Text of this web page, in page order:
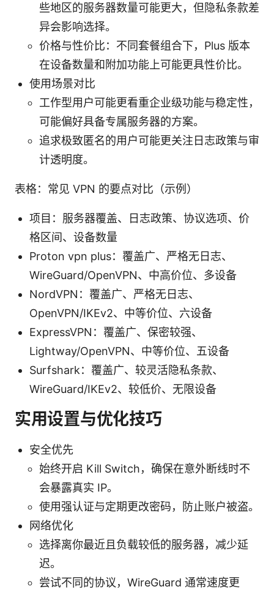
些地区的服务器数量可能更大，但隐私条款差
异会影响选择。
价格与性价比：不同套餐组合下，Plus 版本
在设备数量和附加功能上可能更具性价比。
使用场景对比
工作型用户可能更看重企业级功能与稳定性，
可能偏好具备专属服务器的方案。
追求极致匿名的用户可能更关注日志政策与审
计透明度。
表格：常见 VPN 的要点对比（示例）
项目：服务器覆盖、日志政策、协议选项、价
格区间、设备数量
Proton vpn plus：覆盖广、严格无日志、
WireGuard/OpenVPN、中高价位、多设备
NordVPN：覆盖广、严格无日志、
OpenVPN/IKEv2、中等价位、六设备
ExpressVPN：覆盖广、保密较强、
Lightway/OpenVPN、中等价位、五设备
Surfshark：覆盖广、较灵活隐私条款、
WireGuard/IKEv2、较低价、无限设备
实用设置与优化技巧
安全优先
始终开启 Kill Switch，确保在意外断线时不
会暴露真实 IP。
使用强认证与定期更改密码，防止账户被盗。
网络优化
选择离你最近且负载较低的服务器，减少延
迟。
尝试不同的协议，WireGuard 通常速度更